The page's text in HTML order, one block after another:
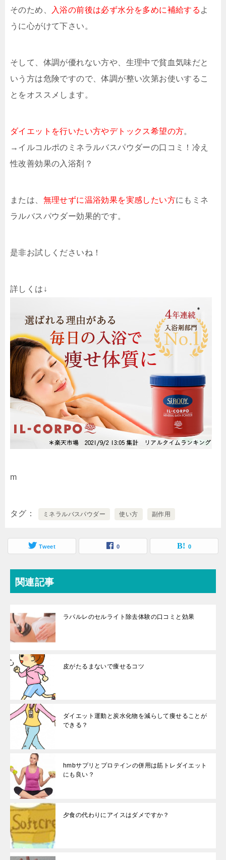
そのため、 入浴の前後は必ず水分を多めに補給する よ
うに心がけて下さい。
そして、体調が優れない方や、生理中で貧血気味だと
いう方は危険ですので、体調が整い次第お使いするこ
とをオススメします。
ダイエットを行いたい方やデトックス希望の方。
→イルコルポのミネラルバスパウダーの口コミ！冷え
性改善効果の入浴剤？
または、 無理せずに温浴効果を実感したい方にもミネ
ラルバスパウダー効果的です。
是非お試しくださいね！
詳しくは↓
m
タグ ミネラルバスパウダー 使い方 副作用
Tweet 0 0
関連記事
ラパルレのセルライト除去体験の口コミと効果
皮がたるまないで痩せるコツ
ダイエット運動と炭水化物を減らして痩せることが
できる？
hmbサプリとプロテインの併用は筋トレダイエット
にも良い？
夕食の代わりにアイスはダメですか？